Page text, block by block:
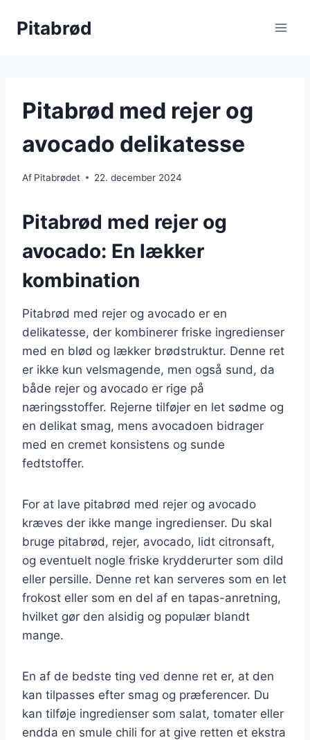
Pitabrød
Pitabrød med rejer og
avocado delikatesse
Af Pitabrødet 22. december 2024
Pitabrød med rejer og
avocado: En lækker
kombination
Pitabrød med rejer og avocado er en
delikatesse, der kombinerer friske ingredienser
med en blød og lækker brødstruktur. Denne ret
er ikke kun velsmagende, men også sund, da
både rejer og avocado er rige på
næringsstoffer. Rejerne tilføjer en let sødme og
en delikat smag, mens avocadoen bidrager
med en cremet konsistens og sunde
fedtstoffer.
For at lave pitabrød med rejer og avocado
kræves der ikke mange ingredienser. Du skal
bruge pitabrød, rejer, avocado, lidt citronsaft,
og eventuelt nogle friske krydderurter som dild
eller persille. Denne ret kan serveres som en let
frokost eller som en del af en tapas-anretning,
hvilket gør den alsidig og populær blandt
mange.
En af de bedste ting ved denne ret er, at den
kan tilpasses efter smag og præferencer. Du
kan tilføje ingredienser som salat, tomater eller
endda en smule chili for at give retten et ekstra